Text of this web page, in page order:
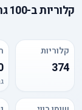
קלוריותב-100 גרם
קלוריות
374